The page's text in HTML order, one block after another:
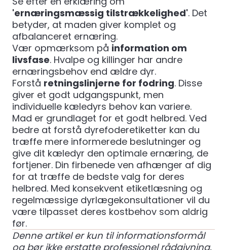
'ernæringsmæssig tilstrækkelighed'. Det
betyder, at maden giver komplet og
afbalanceret ernæring.
Vær opmærksom på information om
livsfase. Hvalpe og killinger har andre
ernæringsbehov end ældre dyr.
Forstå retningslinjerne for fodring. Disse
giver et godt udgangspunkt, men
individuelle kæledyrs behov kan variere.
Mad er grundlaget for et godt helbred. Ved
bedre at forstå dyrefoderetiketter kan du
træffe mere informerede beslutninger og
give dit kæledyr den optimale ernæring, de
fortjener. Din firbenede ven afhænger af dig
for at træffe de bedste valg for deres
helbred. Med konsekvent etiketlæsning og
regelmæssige dyrlægekonsultationer vil du
være tilpasset deres kostbehov som aldrig
før.
Denne artikel er kun til informationsformål
og bør ikke erstatte professionel rådgivning.